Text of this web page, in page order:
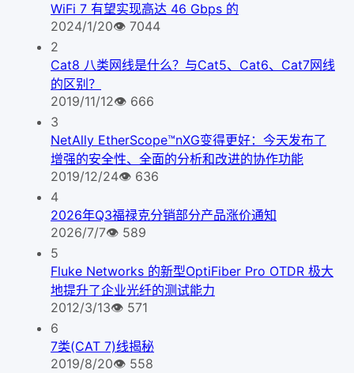
WiFi 7 有望实现高达 46 Gbps 的
2024/1/20👁 7044
2
Cat8 八类网线是什么？与Cat5、Cat6、Cat7网线
的区别？
2019/11/12👁 666
3
NetAlly EtherScope™nXG变得更好：今天发布了
增强的安全性、全面的分析和改进的协作功能
2019/12/24👁 636
4
2026年Q3福禄克分销部分产品涨价通知
2026/7/7👁 589
5
Fluke Networks 的新型OptiFiber Pro OTDR 极大
地提升了企业光纤的测试能力
2012/3/13👁 571
6
7类(CAT 7)线揭秘
2019/8/20👁 558